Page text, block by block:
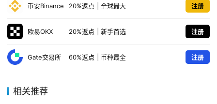
币安Binance 20%返点 全球最大 注册
欧易OKX 20%返点 新手首选 注册
Gate交易所 60%返点 币种最全 注册
相关推荐